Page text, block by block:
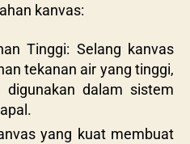
kanvas:
Tinggi: Selang kanvas
tekanan air yang tinggi,
digunakan dalam sistem
yang kuat membuat